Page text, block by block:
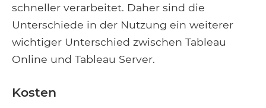
schneller verarbeitet. Daher sind die
Unterschiede in der Nutzung ein weiterer
wichtiger Unterschied zwischen Tableau
Online und Tableau Server.
Kosten